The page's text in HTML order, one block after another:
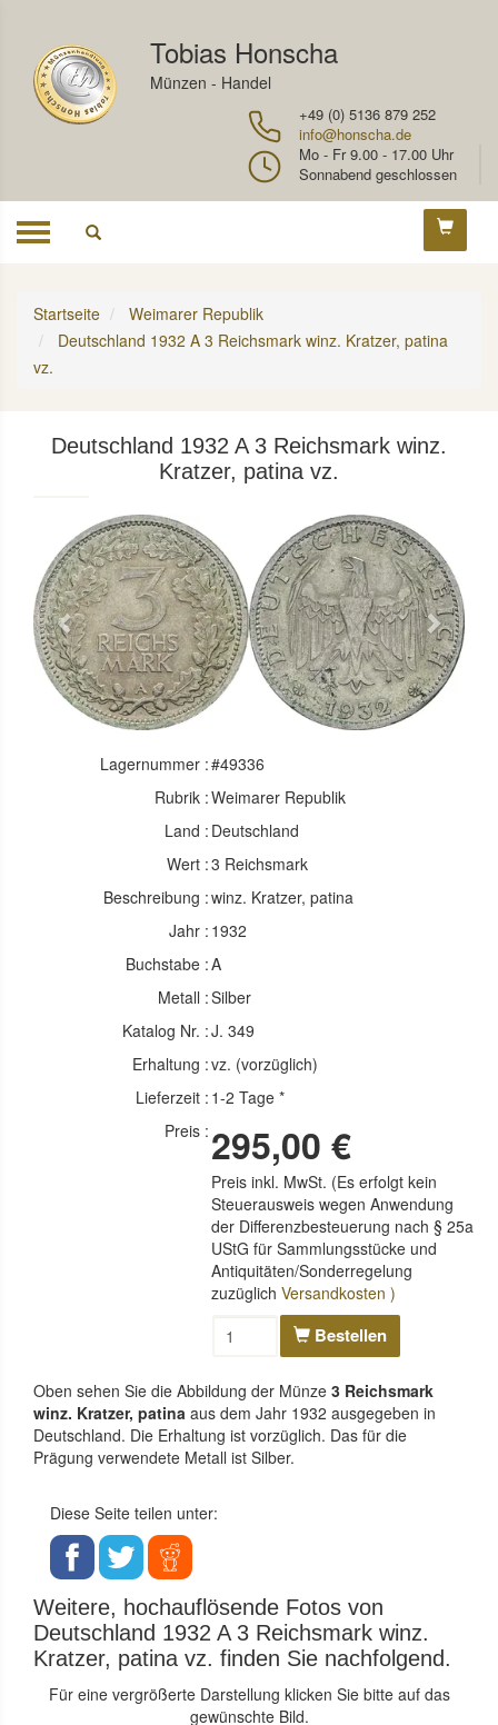
Tobias Honscha
Münzen - Handel
+49 (0) 5136 879 252
info@honscha.de
Mo - Fr 9.00 - 17.00 Uhr
Sonnabend geschlossen
Toggle
Startseite
Weimarer Republik
Deutschland 1932 A 3 Reichsmark winz. Kratzer, patina
vz.
Deutschland 1932 A 3 Reichsmark winz.
Kratzer, patina vz.
Previous Next
Lagernummer :#49336
Rubrik :Weimarer Republik
Land : Deutschland
Wert :3 Reichsmark
Beschreibung :winz. Kratzer, patina
Jahr : 1932
Buchstabe :A
Metall :Silber
Katalog Nr. :J. 349
Erhaltung :vz. (vorzüglich)
Lieferzeit : 1-2 Tage *
Preis : 295,00 €
Preis inkl. MwSt. (Es erfolgt kein
Steuerausweis wegen Anwendung
der Differenzbesteuerung nach § 25a
UStG für Sammlungsstücke und
Antiquitäten/Sonderregelung
zuzüglichVersandkosten )
Bestellen
Oben sehen Sie die Abbildung der Münze 3 Reichsmark
winz. Kratzer, patina aus dem Jahr 1932 ausgegeben in
Deutschland. Die Erhaltung ist vorzüglich. Das für die
Prägung verwendete Metall ist Silber.
Diese Seite teilen unter:
Weitere, hochauflösende Fotos von
Deutschland 1932 A 3 Reichsmark winz.
Kratzer, patina vz. finden Sie nachfolgend.
Für eine vergrößerte Darstellung klicken Sie bitte auf das
gewünschte Bild.